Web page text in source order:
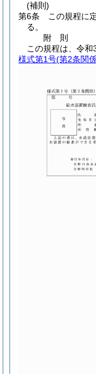
(補則)
第6条
この規程に
る。
附 則
この規程は、令和
様式第1号(第2条関